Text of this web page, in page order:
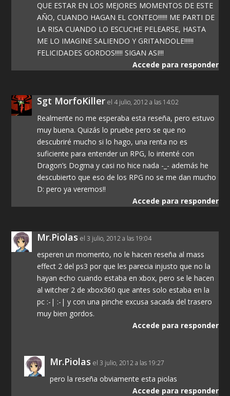
QUE ESTAR EN LOS MEJORES MOMENTOS DE ESTE
AÑO, CUANDO HAGAN EL CONTEO!!!!!! ME PARTI DE
LA RISA CUANDO LO ESCUCHE PELEARSE, HASTA
ME LO IMAGINE SALIENDO Y GRITANDOLE!!!!!!
FELICIDADES GORDOS!!!!! SIGAN ASI!!!
Accede para responder
Sgt MorfoKiller el 4 julio, 2012 a las 14:02
Realmente no me esperaba esta reseña, pero estuvo
muy buena. Quizás lo pruebe pero se que no
descubriré mucho si lo hago, una renta no es
suficiente para entender un RPG, lo intenté con
Dragon’s Dogma y casi no hice nada -_- además he
descubierto que eso de los RPG no se me dan mucho
D: pero ya veremos!!
Accede para responder
Mr.Piolas el 3 julio, 2012 a las 19:04
esperen un momento, no le hacen reseña al mass
effect 2 del ps3 por que les parecia injusto que no la
hayan echo cuando estaba en xbox, pero se le hacen
al witcher 2 de xbox360 que antes solo estaba en la
pc :-| :-| y con una pinche excusa sacada del trasero
muy bien gordos.
Accede para responder
Mr.Piolas el 3 julio, 2012 a las 19:27
pero la reseña obviamente esta piolas
Accede para responder